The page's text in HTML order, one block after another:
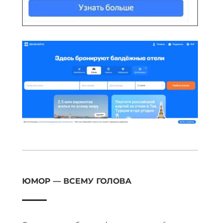
ЮМОР — ВСЕМУ ГОЛОВА